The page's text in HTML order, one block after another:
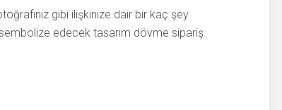
gibi ilişkinize dair bir kaç şey
sembolize edecek tasarım dövme sipariş